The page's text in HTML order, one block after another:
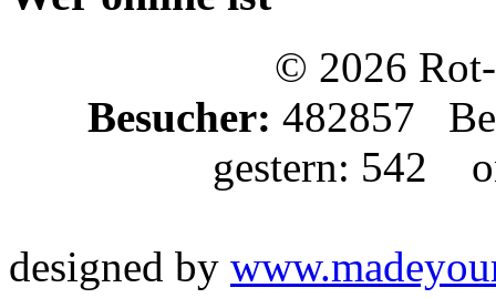
© 2026
Besucher: 482857
gestern: 542
designed by